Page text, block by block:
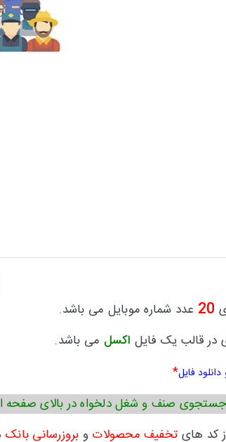
20 عدد شماره موبایل می باشد.
در قالب یک فایل اکسل می باشد.
فایل*
صنف و شغل دلخواه در بالای صفحه
کد های تخفیف محصولات و بروزرسانی